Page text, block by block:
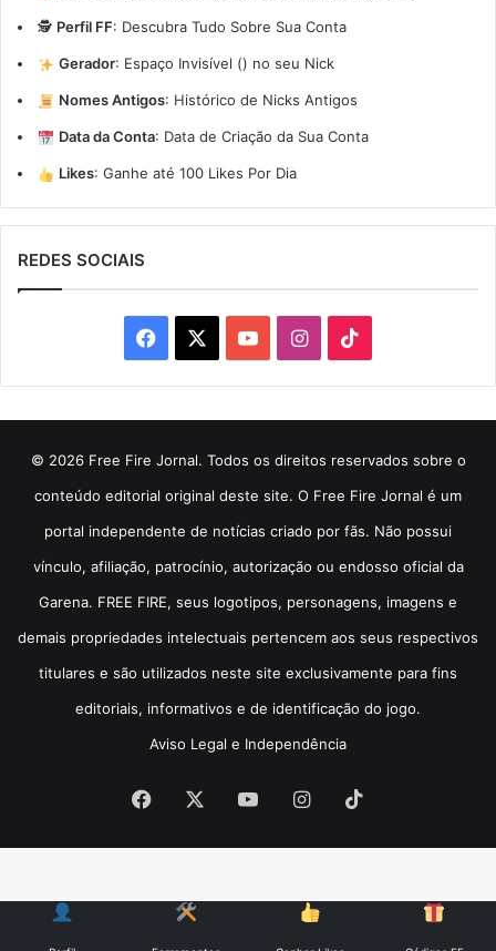
🕵️ Perfil FF: Descubra Tudo Sobre Sua Conta
Gerador: Espaço Invisível (ㅤ) no seu Nick
Nomes Antigos: Histórico de Nicks Antigos
Data da Conta: Data de Criação da Sua Conta
Likes: Ganhe até 100 Likes Por Dia
REDES SOCIAIS
Facebook YouTubeInstagram
© 2026 Free Fire Jornal. Todos os direitos reservados sobre o
conteúdo editorial original deste site. O Free Fire Jornal é um
portal independente de notícias criado por fãs. Não possui
vínculo, afiliação, patrocínio, autorização ou endosso oficial da
Garena. FREE FIRE, seus logotipos, personagens, imagens e
demais propriedades intelectuais pertencem aos seus respectivos
titulares e são utilizados neste site exclusivamente para fins
editoriais, informativos e de identificação do jogo.
Aviso Legal e Independência
Facebook YouTubeInstagram